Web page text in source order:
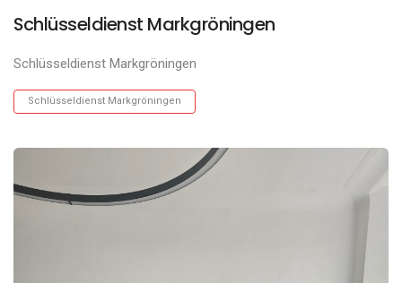
Schlüsseldienst Markgröningen
Schlüsseldienst Markgröningen
Schlüsseldienst Markgröningen